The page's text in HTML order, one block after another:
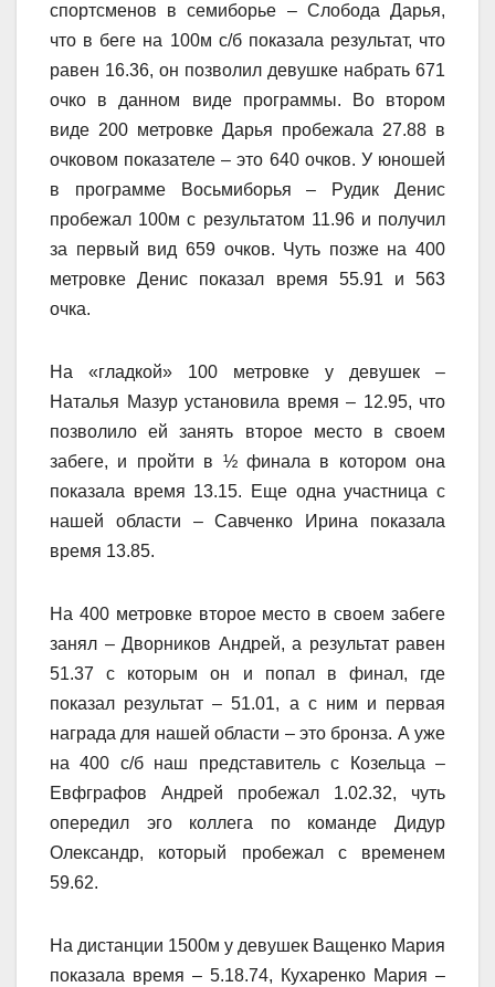
спортсменов в семиборье – Слобода Дарья,
что в беге на 100м с/б показала результат, что
равен 16.36, он позволил девушке набрать 671
очко в данном виде программы. Во втором
виде 200 метровке Дарья пробежала 27.88 в
очковом показателе – это 640 очков. У юношей
в программе Восьмиборья – Рудик Денис
пробежал 100м с результатом 11.96 и получил
за первый вид 659 очков. Чуть позже на 400
метровке Денис показал время 55.91 и 563
очка.
На «гладкой» 100 метровке у девушек –
Наталья Мазур установила время – 12.95, что
позволило ей занять второе место в своем
забеге, и пройти в ½ финала в котором она
показала время 13.15. Еще одна участница с
нашей области – Савченко Ирина показала
время 13.85.
На 400 метровке второе место в своем забеге
занял – Дворников Андрей, а результат равен
51.37 с которым он и попал в финал, где
показал результат – 51.01, а с ним и первая
награда для нашей области – это бронза. А уже
на 400 с/б наш представитель с Козельца –
Евфграфов Андрей пробежал 1.02.32, чуть
опередил эго коллега по команде Дидур
Олександр, который пробежал с временем
59.62.
На дистанции 1500м у девушек Ващенко Мария
показала время – 5.18.74, Кухаренко Мария –